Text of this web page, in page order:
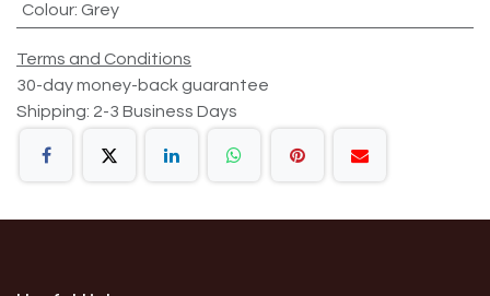
Colour: Grey
Terms and Conditions
30-day money-back guarantee
Shipping: 2-3 Business Days